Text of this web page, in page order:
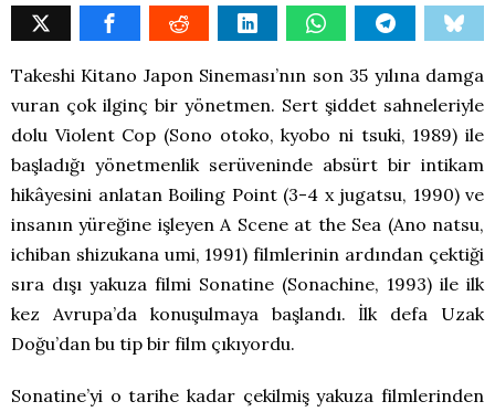
Takeshi Kitano Japon Sineması’nın son 35 yılına damga
vuran çok ilginç bir yönetmen. Sert şiddet sahneleriyle
dolu Violent Cop (Sono otoko, kyobo ni tsuki, 1989) ile
başladığı yönetmenlik serüveninde absürt bir intikam
hikâyesini anlatan Boiling Point (3-4 x jugatsu, 1990) ve
insanın yüreğine işleyen A Scene at the Sea (Ano natsu,
ichiban shizukana umi, 1991) filmlerinin ardından çektiği
sıra dışı yakuza filmi Sonatine (Sonachine, 1993) ile ilk
kez Avrupa’da konuşulmaya başlandı. İlk defa Uzak
Doğu’dan bu tip bir film çıkıyordu.
Sonatine’yi o tarihe kadar çekilmiş yakuza filmlerinden